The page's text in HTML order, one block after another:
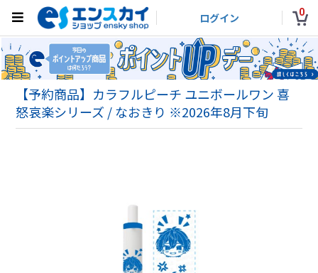
ログイン 0
【予約商品】カラフルピーチ ユニボールワン 喜
怒哀楽シリーズ / なおきり ※2026年8月下旬